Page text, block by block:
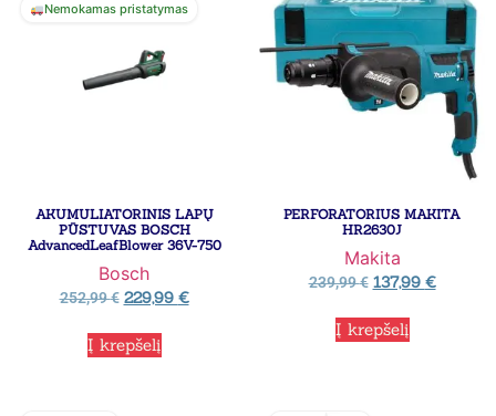
Nemokamas pristatymas
AKUMULIATORINIS LAPŲ
PŪSTUVAS BOSCH
AdvancedLeafBlower 36V-750
Bosch
252,99€ 229,99 €
Į krepšelį
PERFORATORIUS MAKITA
HR2630J
Makita
239,99€ 137,99 €
Į krepšelį